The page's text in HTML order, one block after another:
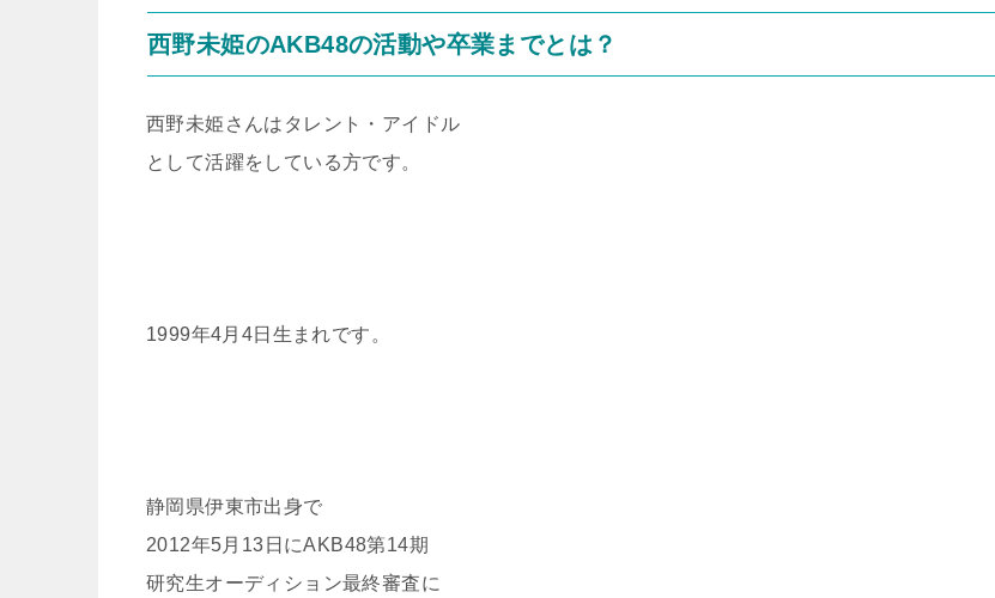
西野未姫のAKB48の活動や卒業までとは？
西野未姫さんはタレント・アイドル
として活躍をしている方です。
1999年4月4日生まれです。
静岡県伊東市出身で
2012年5月13日にAKB48第14期
研究生オーディション最終審査に